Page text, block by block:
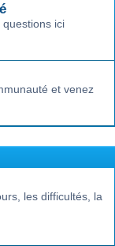
e
ici
et venez
les difficultés, la